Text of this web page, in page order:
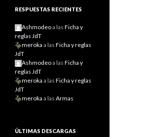
RESPUESTAS RECIENTES
Ashmodeoa las Ficha y
reglas JdT
meroka a las Ficha y reglas
JdT
Ashmodeoa las Ficha y
reglas JdT
meroka a las Ficha y reglas
JdT
meroka a las Armas
ÚLTIMAS DESCARGAS